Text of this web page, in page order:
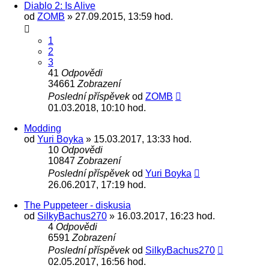
Diablo 2: Is Alive
od ZOMB » 27.09.2015, 13:59 hod.
1
2
3
41 Odpovědi
34661 Zobrazení
Poslední příspěvekod ZOMB
01.03.2018, 10:10 hod.
Modding
od Yuri Boyka » 15.03.2017, 13:33 hod.
10 Odpovědi
10847 Zobrazení
Poslední příspěvekod Yuri Boyka
26.06.2017, 17:19 hod.
The Puppeteer - diskusia
od SilkyBachus270 » 16.03.2017, 16:23 hod.
4 Odpovědi
6591 Zobrazení
Poslední příspěvekod SilkyBachus270
02.05.2017, 16:56 hod.